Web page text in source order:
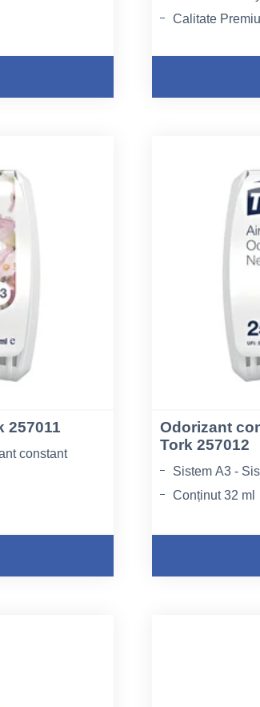
Calitate
257011
constant
Odorizant
Tork 257012
Sistem A3 -
Conținut 32 ml